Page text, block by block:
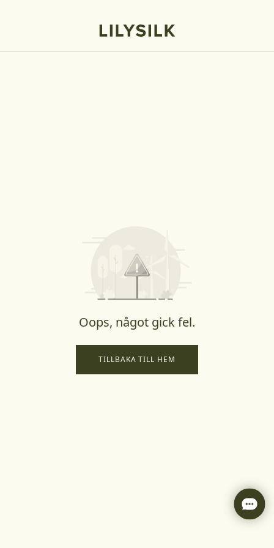
Oops, något gick fel.
TILLBAKA TILL HEM